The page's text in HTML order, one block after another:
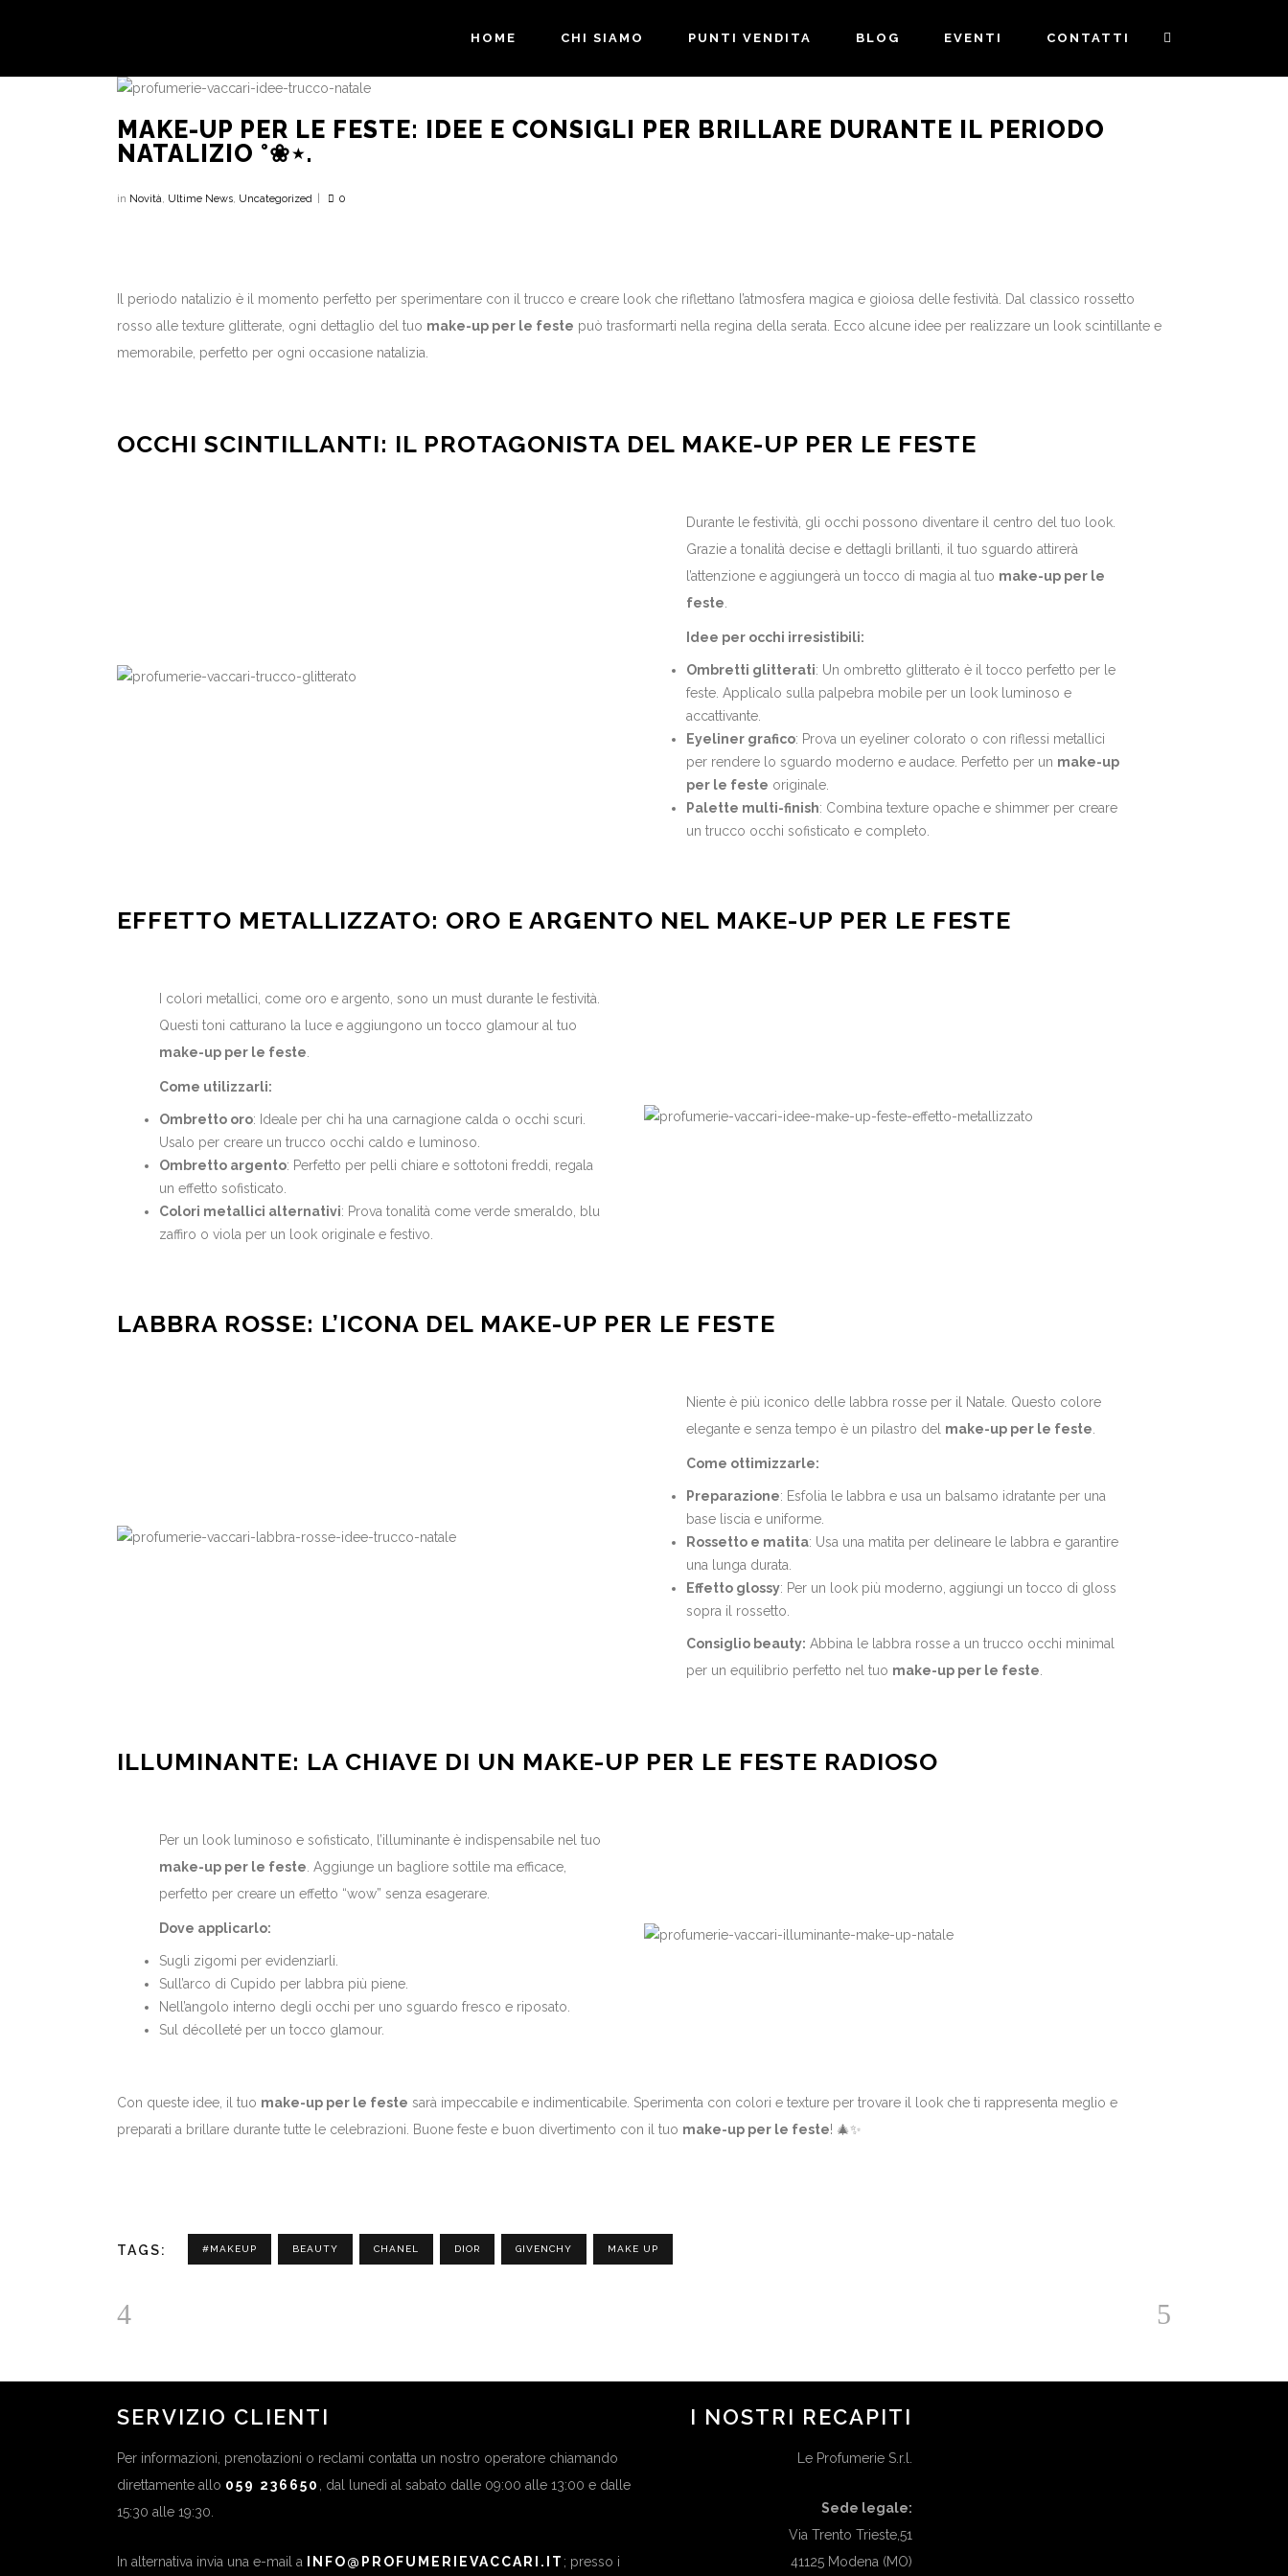
HOME CHI SIAMO PUNTI VENDITA BLOG EVENTI CONTATTI
MAKE-UP PER LE FESTE: IDEE E CONSIGLI PER BRILLARE DURANTE IL PERIODO
NATALIZIO °❀⋆.
in Novità, Ultime News, Uncategorized 0
Il periodo natalizio è il momento perfetto per sperimentare con il trucco e creare look che riflettano l’atmosfera magica e gioiosa delle festività. Dal classico rossetto
rosso alle texture glitterate, ogni dettaglio del tuo make-up per le feste può trasformarti nella regina della serata. Ecco alcune idee per realizzare un look scintillante e
memorabile, perfetto per ogni occasione natalizia.
OCCHI SCINTILLANTI: IL PROTAGONISTA DEL MAKE-UP PER LE FESTE
Durante le festività, gli occhi possono diventare il centro del tuo look.
Grazie a tonalità decise e dettagli brillanti, il tuo sguardo attirerà
l’attenzione e aggiungerà un tocco di magia al tuo make-up per le
feste
Idee per occhi irresistibili:
Ombretti glitterati: Un ombretto glitterato è il tocco perfetto per le
feste. Applicalo sulla palpebra mobile per un look luminoso e
accattivante.
Eyeliner grafico: Prova un eyeliner colorato o con riflessi metallici
per rendere lo sguardo moderno e audace. Perfetto per un make-up
per le feste originale.
Palette multi-finish: Combina texture opache e shimmer per creare
un trucco occhi sofisticato e completo.
EFFETTO METALLIZZATO: ORO E ARGENTO NEL MAKE-UP PER LE FESTE
I colori metallici, come oro e argento, sono un must durante le festività.
Questi toni catturano la luce e aggiungono un tocco glamour al tuo
make-up per le feste
Come utilizzarli:
Ombretto oro: Ideale per chi ha una carnagione calda o occhi scuri.
Usalo per creare un trucco occhi caldo e luminoso.
Ombretto argento: Perfetto per pelli chiare e sottotoni freddi, regala
un effetto sofisticato.
Colori metallici alternativi: Prova tonalità come verde smeraldo, blu
zaffiro o viola per un look originale e festivo.
LABBRA ROSSE: L’ICONA DEL MAKE-UP PER LE FESTE
Niente è più iconico delle labbra rosse per il Natale. Questo colore
elegante e senza tempo è un pilastro del make-up per le feste
Come ottimizzarle:
Preparazione: Esfolia le labbra e usa un balsamo idratante per una
base liscia e uniforme.
Rossetto e matita: Usa una matita per delineare le labbra e garantire
una lunga durata.
Effetto glossy: Per un look più moderno, aggiungi un tocco di gloss
sopra il rossetto.
Consiglio beauty: Abbina le labbra rosse a un trucco occhi minimal
per un equilibrio perfetto nel tuo make-up per le feste
ILLUMINANTE: LA CHIAVE DI UN MAKE-UP PER LE FESTE RADIOSO
Per un look luminoso e sofisticato, l’illuminante è indispensabile nel tuo
make-up per le feste . Aggiunge un bagliore sottile ma efficace,
perfetto per creare un effetto “wow” senza esagerare.
Dove applicarlo:
Sugli zigomi per evidenziarli.
Sull’arco di Cupido per labbra più piene.
Nell’angolo interno degli occhi per uno sguardo fresco e riposato.
Sul décolleté per un tocco glamour.
Con queste idee, il tuo make-up per le feste sarà impeccabile e indimenticabile. Sperimenta con colori e texture per trovare il look che ti rappresenta meglio e
preparati a brillare durante tutte le celebrazioni. Buone feste e buon divertimento con il tuo make-up per le feste! 🎄✨
TAGS: #MAKEUP BEAUTY CHANEL DIOR GIVENCHY MAKE UP
SERVIZIO CLIENTI
Per informazioni, prenotazioni o reclami contatta un nostro operatore chiamando
direttamente allo 059 236650
, dal lunedì al sabato dalle 09:00 alle 13:00 e dalle
15:30 alle 19:30.
In alternativa invia una e-mail a INFO@PROFUMERIEVACCARI.IT ; presso i
I NOSTRI RECAPITI
Le Profumerie S.r.l.
Sede legale:
Via Trento Trieste,51
41125 Modena (MO)